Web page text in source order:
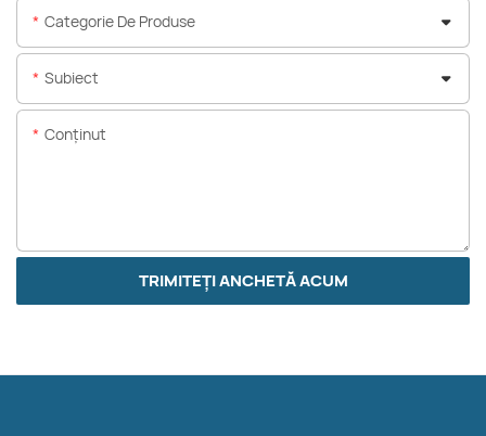
Categorie De Produse
Subiect
Conţinut
TRIMITEȚI ANCHETĂ ACUM